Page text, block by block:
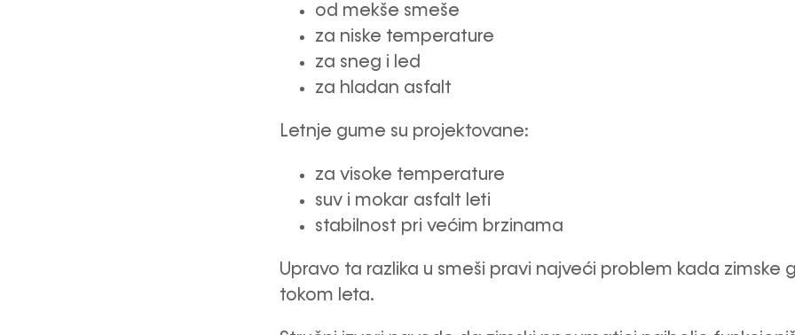
od mekše smeše
za niske temperature
za sneg i led
za hladan asfalt
Letnje gume su projektovane:
za visoke temperature
suv i mokar asfalt leti
stabilnost pri većim brzinama
Upravo ta razlika u smeši pravi najveći problem kada zimske
tokom leta.